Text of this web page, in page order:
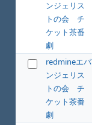
ンジェリス
トの会 チ
ケット茶番
劇
redmineエバ
ンジェリス
トの会 チ
ケット茶番
劇